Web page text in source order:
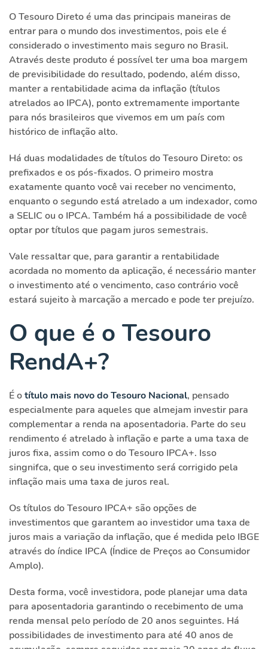
O Tesouro Direto é uma das principais maneiras de
entrar para o mundo dos investimentos, pois ele é
considerado o investimento mais seguro no Brasil.
Através deste produto é possível ter uma boa margem
de previsibilidade do resultado, podendo, além disso,
manter a rentabilidade acima da inflação (títulos
atrelados ao IPCA), ponto extremamente importante
para nós brasileiros que vivemos em um país com
histórico de inflação alto.
Há duas modalidades de títulos do Tesouro Direto: os
prefixados e os pós-fixados. O primeiro mostra
exatamente quanto você vai receber no vencimento,
enquanto o segundo está atrelado a um indexador, como
a SELIC ou o IPCA. Também há a possibilidade de você
optar por títulos que pagam juros semestrais.
Vale ressaltar que, para garantir a rentabilidade
acordada no momento da aplicação, é necessário manter
o investimento até o vencimento, caso contrário você
estará sujeito à marcação a mercado e pode ter prejuízo.
O que é o Tesouro
RendA+?
É otítulo mais novo do Tesouro Nacional, pensado
especialmente para aqueles que almejam investir para
complementar a renda na aposentadoria. Parte do seu
rendimento é atrelado à inflação e parte a uma taxa de
juros fixa, assim como o do Tesouro IPCA+. Isso
singnifca, que o seu investimento será corrigido pela
inflação mais uma taxa de juros real.
Os títulos do Tesouro IPCA+ são opções de
investimentos que garantem ao investidor uma taxa de
juros mais a variação da inflação, que é medida pelo IBGE
através do índice IPCA (Índice de Preços ao Consumidor
Amplo).
Desta forma, você investidora, pode planejar uma data
para aposentadoria garantindo o recebimento de uma
renda mensal pelo período de 20 anos seguintes. Há
possibilidades de investimento para até 40 anos de